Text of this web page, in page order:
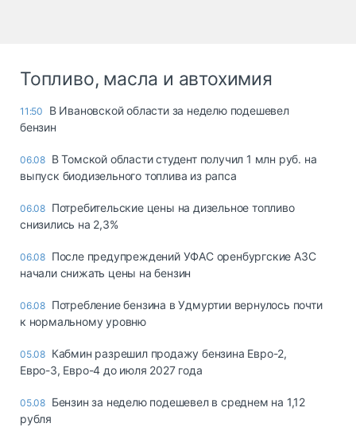
Топливо, масла и автохимия
11:50
В Ивановской области за неделю подешевел
бензин
06.08 В Томской области студент получил 1 млн руб. на
выпуск биодизельного топлива из рапса
06.08 Потребительские цены на дизельное топливо
снизились на 2,3%
06.08 После предупреждений УФАС оренбургские АЗС
начали снижать цены на бензин
06.08 Потребление бензина в Удмуртии вернулось почти
к нормальному уровню
05.08 Кабмин разрешил продажу бензина Евро-2,
Евро-3, Евро-4 до июля 2027 года
05.08 Бензин за неделю подешевел в среднем на 1,12
рубля